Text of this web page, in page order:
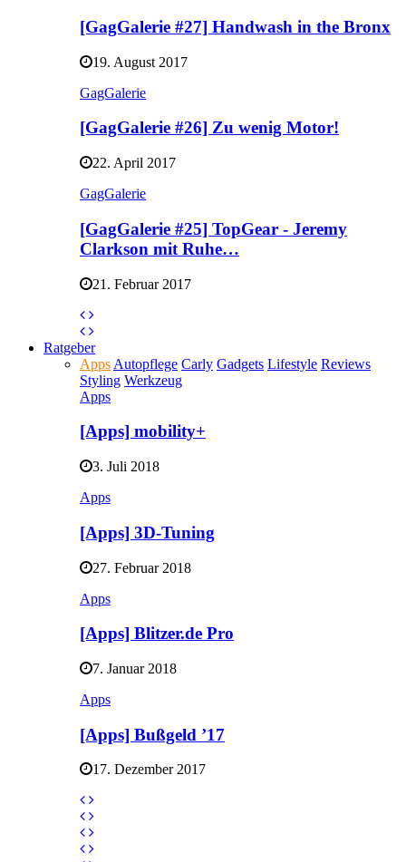
[GagGalerie #27] Handwash in the Bronx
19. August 2017
GagGalerie
[GagGalerie #26] Zu wenig Motor!
22. April 2017
GagGalerie
[GagGalerie #25] TopGear - Jeremy
Clarkson mit Ruhe…
21. Februar 2017
Ratgeber
Apps Autopflege Carly Gadgets Lifestyle Reviews
Styling Werkzeug
Apps
[Apps] mobility+
3. Juli 2018
Apps
[Apps] 3D-Tuning
27. Februar 2018
Apps
[Apps] Blitzer.de Pro
7. Januar 2018
Apps
[Apps] Bußgeld ’17
17. Dezember 2017